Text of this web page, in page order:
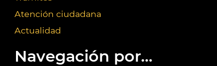
Atención ciudadana
Actualidad
Navegación por...